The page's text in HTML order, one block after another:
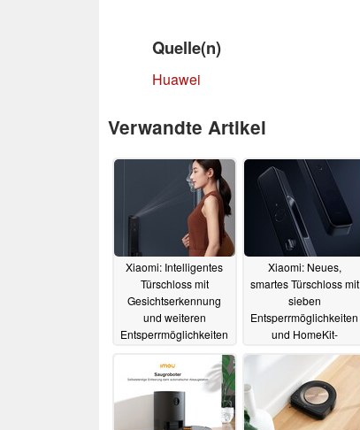
Quelle(n)
Huawei
Verwandte Artikel
Xiaomi: Intelligentes
Türschloss mit
Gesichtserkennung
und weiteren
Entsperrmöglichkeiten
Xiaomi: Neues,
smartes Türschloss mit
sieben
Entsperrmöglichkeiten
und HomeKit-
07.06.2022